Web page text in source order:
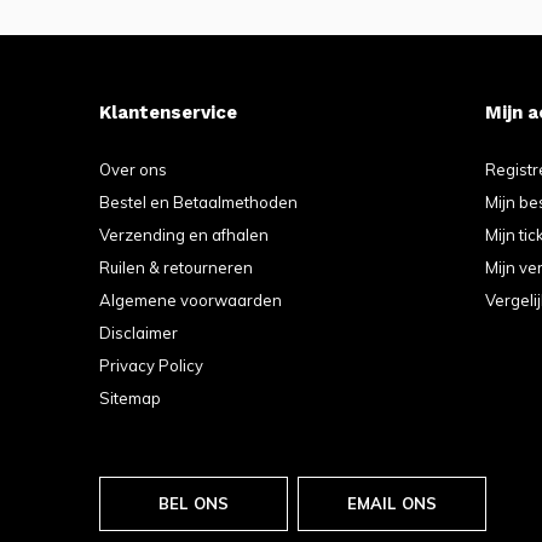
Klantenservice
Over ons
Bestel en Betaalmethoden
Verzending en afhalen
Ruilen & retourneren
Algemene voorwaarden
Disclaimer
Privacy Policy
Sitemap
Mijn
Mijn
Mijn
Mijn
BEL ONS EMAIL ONS